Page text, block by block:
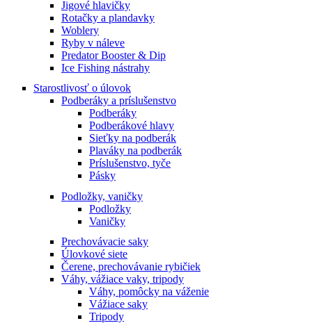
Jigové hlavičky
Rotačky a plandavky
Woblery
Ryby v náleve
Predator Booster & Dip
Ice Fishing nástrahy
Starostlivosť o úlovok
Podberáky a príslušenstvo
Podberáky
Podberákové hlavy
Sieťky na podberák
Plaváky na podberák
Príslušenstvo, tyče
Pásky
Podložky, vaničky
Podložky
Vaničky
Prechovávacie saky
Úlovkové siete
Čerene, prechovávanie rybičiek
Váhy, vážiace vaky, tripody
Váhy, pomôcky na váženie
Vážiace saky
Tripody